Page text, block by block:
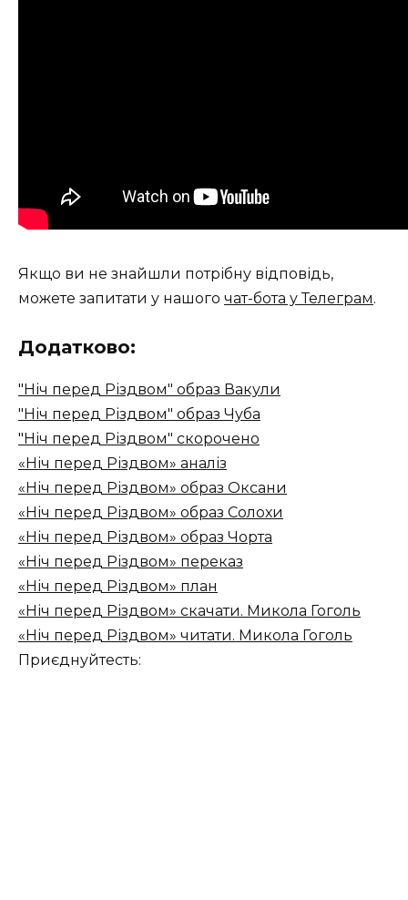
Якщо ви не знайшли потрібну відповідь,
можете запитати у нашого чат-бота у Телеграм.
Додатково:
"Ніч перед Різдвом" образ Вакули
"Ніч перед Різдвом" образ Чуба
"Ніч перед Різдвом" скорочено
«Ніч перед Різдвом» аналіз
«Ніч перед Різдвом» образ Оксани
«Ніч перед Різдвом» образ Солохи
«Ніч перед Різдвом» образ Чорта
«Ніч перед Різдвом» переказ
«Ніч перед Різдвом» план
«Ніч перед Різдвом» скачати. Микола Гоголь
«Ніч перед Різдвом» читати. Микола Гоголь
Приєднуйтесть: